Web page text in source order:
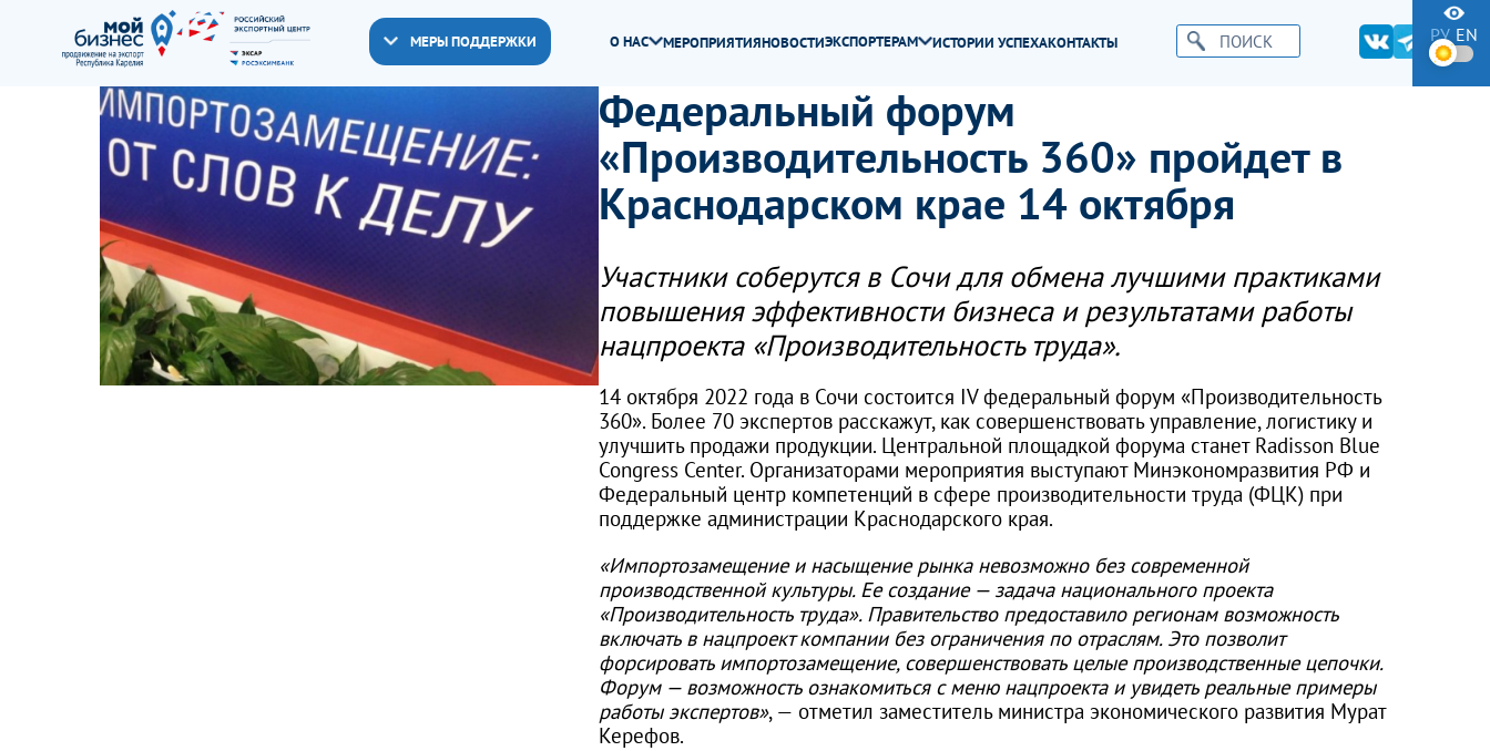
МЕРЫ ПОДДЕРЖКИ О НАС МЕРОПРИЯТИЯНОВОСТИЭКСПОРТЕРАМ ИСТОРИИ УСПЕХАКОНТАКТЫ РУ EN
Федеральный форум
«Производительность 360» пройдет в
Краснодарском крае 14 октября
Участники соберутся в Сочи для обмена лучшими практиками
повышения эффективности бизнеса и результатами работы
нацпроекта «Производительность труда».
14 октября 2022 года в Сочи состоится IV федеральный форум «Производительность
360». Более 70 экспертов расскажут, как совершенствовать управление, логистику и
улучшить продажи продукции. Центральной площадкой форума станет Radisson Blue
Congress Center. Организаторами мероприятия выступают Минэкономразвития РФ и
Федеральный центр компетенций в сфере производительности труда (ФЦК) при
поддержке администрации Краснодарского края.
«Импортозамещение и насыщение рынка невозможно без современной
производственной культуры. Ее создание — задача национального проекта
«Производительность труда». Правительство предоставило регионам возможность
включать в нацпроект компании без ограничения по отраслям. Это позволит
форсировать импортозамещение, совершенствовать целые производственные цепочки.
Форум — возможность ознакомиться с меню нацпроекта и увидеть реальные примеры
работы экспертов», — отметил заместитель министра экономического развития Мурат
Керефов.